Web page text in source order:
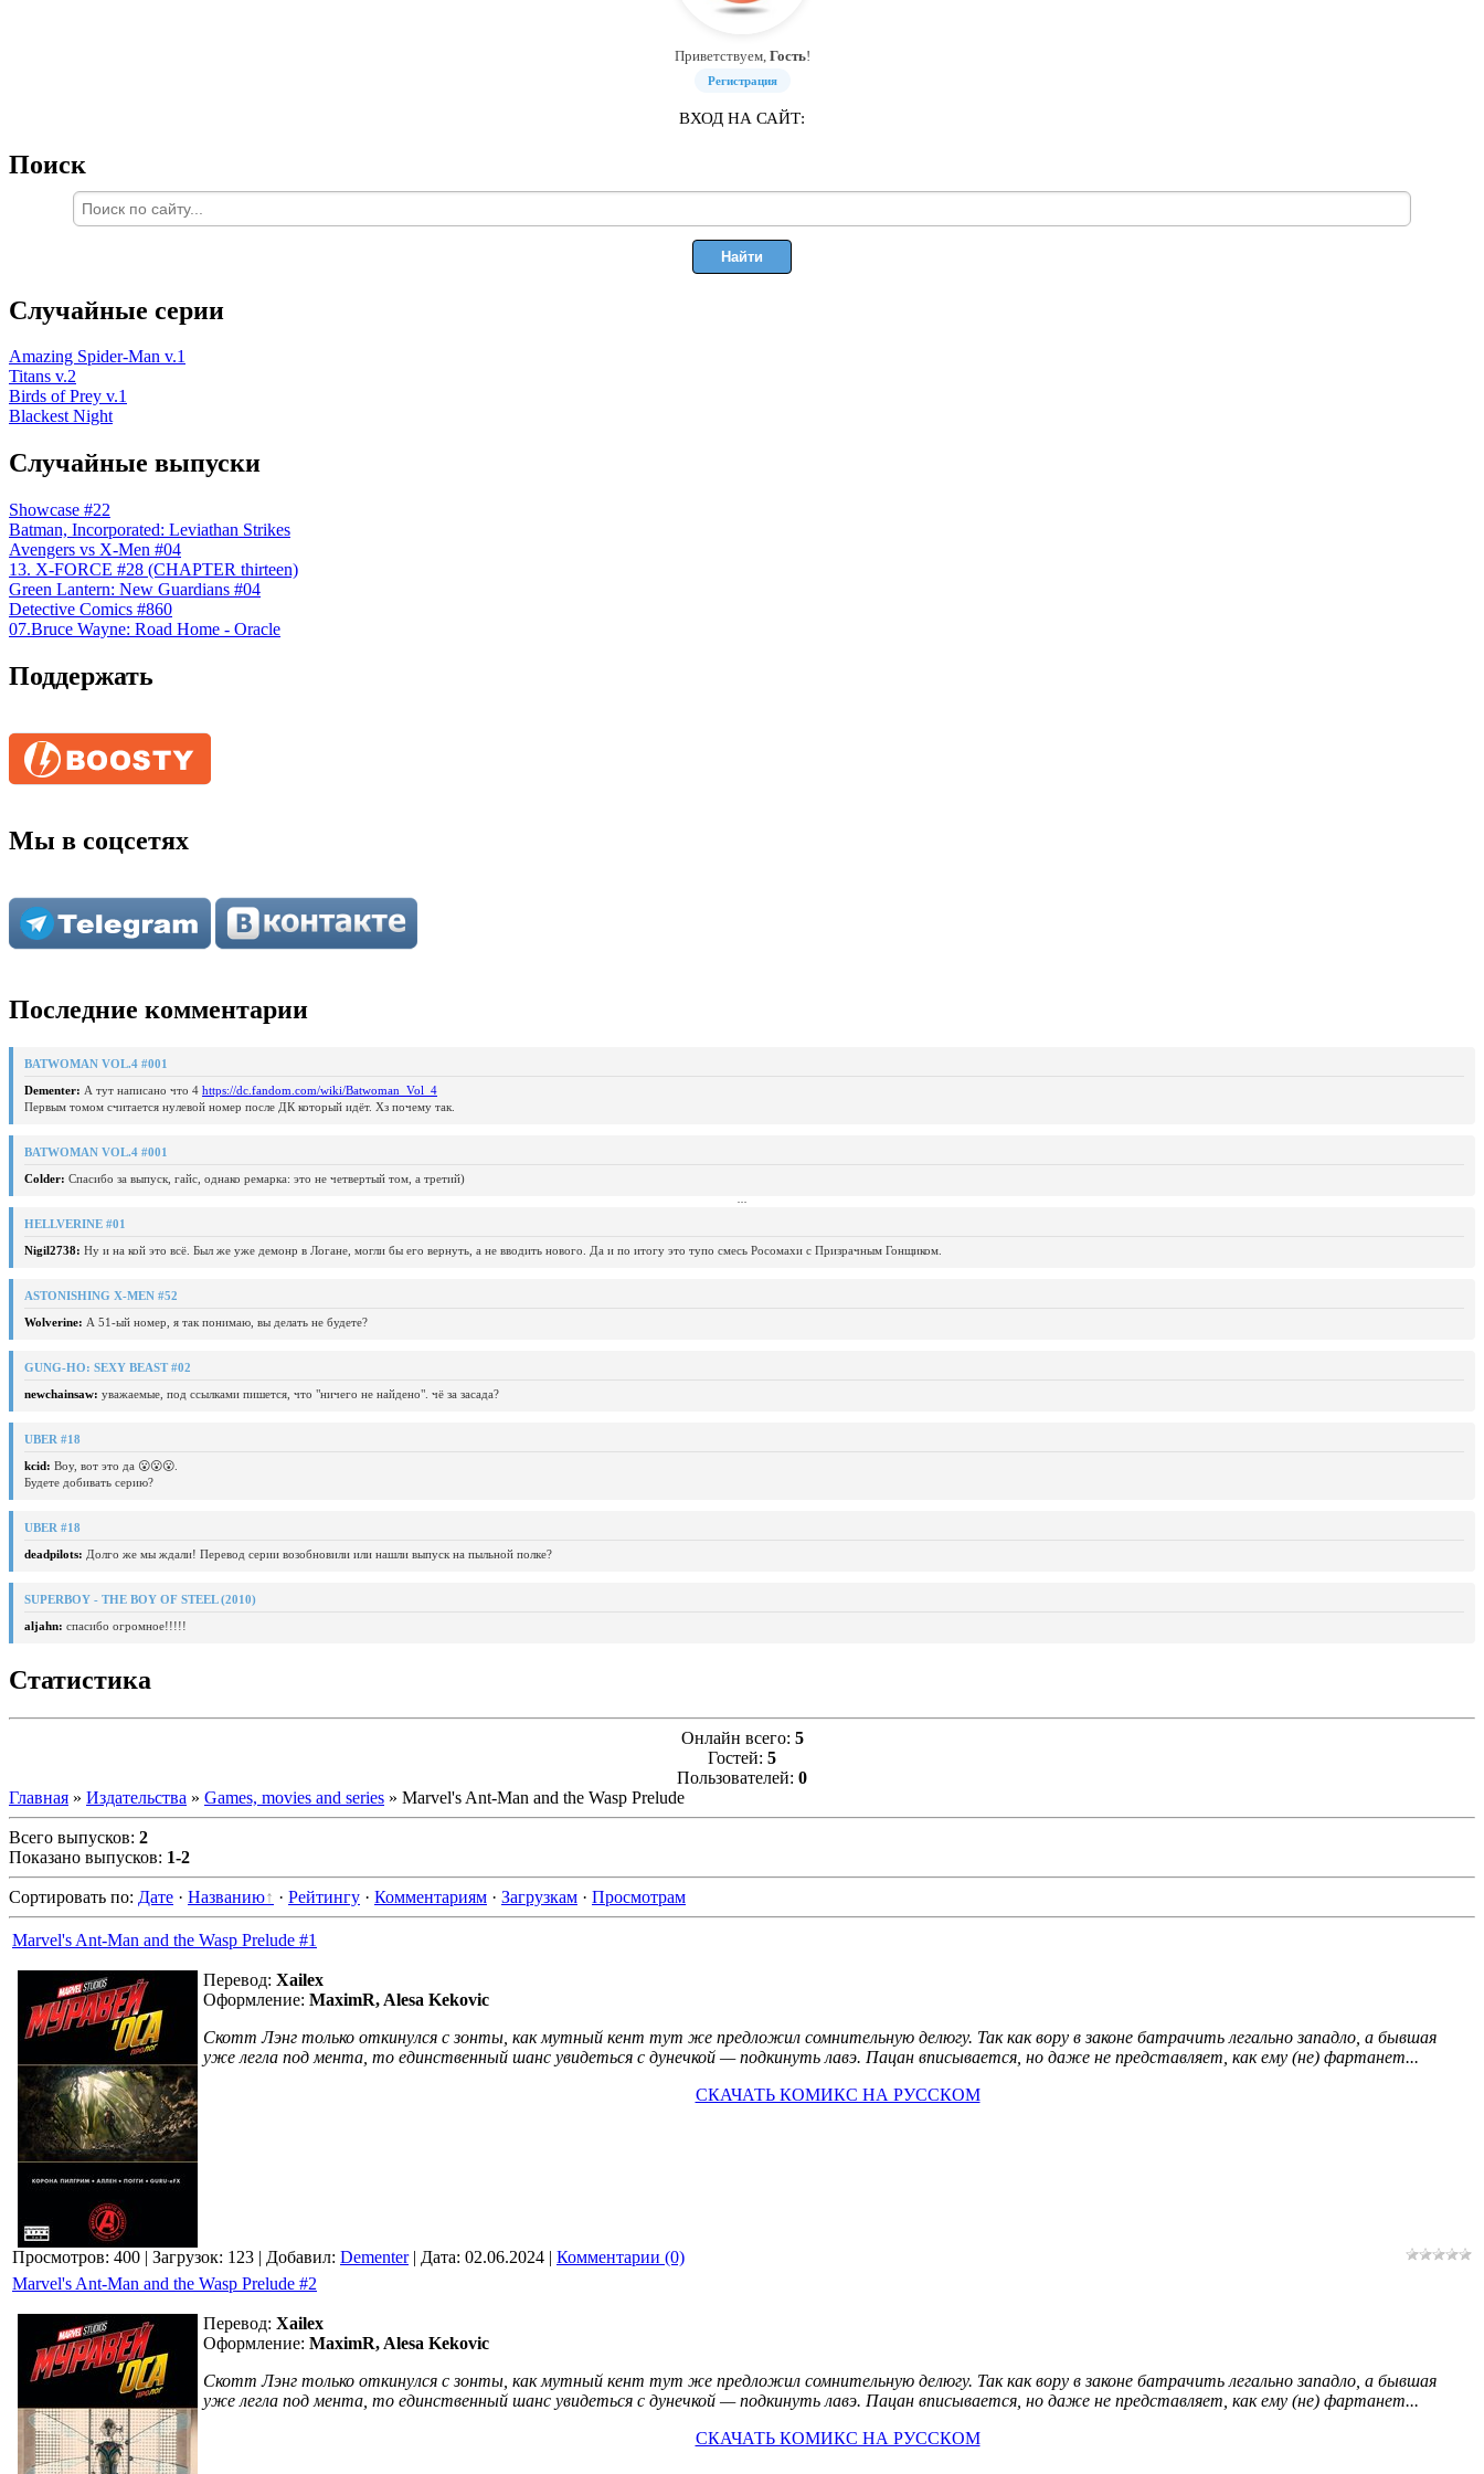
Приветствуем, Гость!
Регистрация
ВХОД НА САЙТ:
Поиск
Случайные серии
Amazing Spider-Man v.1
Titans v.2
Birds of Prey v.1
Blackest Night
Случайные выпуски
Showcase #22
Batman, Incorporated: Leviathan Strikes
Avengers vs X-Men #04
13. X-FORCE #28 (CHAPTER thirteen)
Green Lantern: New Guardians #04
Detective Comics #860
07.Bruce Wayne: Road Home - Oracle
Поддержать
Мы в соцсетях
Последние комментарии
BATWOMAN VOL.4 #001
Dementer: А тут написано что 4 https://dc.fandom.com/wiki/Batwoman_Vol_4
Первым томом считается нулевой номер после ДК который идёт. Хз почему так.
BATWOMAN VOL.4 #001
Colder: Спасибо за выпуск, гайс, однако ремарка: это не четвертый том, а третий)
HELLVERINE #01
Nigil2738: Ну и на кой это всё. Был же уже демонр в Логане, могли бы его вернуть, а не вводить нового. Да и по итогу это тупо смесь Росомахи с Призрачным Гонщиком.
ASTONISHING X-MEN #52
Wolverine: А 51-ый номер, я так понимаю, вы делать не будете?
GUNG-HO: SEXY BEAST #02
newchainsaw: уважаемые, под ссылками пишется, что "ничего не найдено". чё за засада?
UBER #18
kcid: Воу, вот это да 😮😮😮.
Будете добивать серию?
UBER #18
deadpilots: Долго же мы ждали! Перевод серии возобновили или нашли выпуск на пыльной полке?
SUPERBOY - THE BOY OF STEEL (2010)
aljahn: спасибо огромное!!!!!
Статистика
Онлайн всего: 5
Гостей: 5
Пользователей: 0
Главная » Издательства » Games, movies and series » Marvel's Ant-Man and the Wasp Prelude
Всего выпусков: 2
Показано выпусков: 1-2
Сортировать по: Дате · Названию · Рейтингу · Комментариям · Загрузкам · Просмотрам
Marvel's Ant-Man and the Wasp Prelude #1
Перевод: Xailex
Оформление: MaximR, Alesa Kekovic
Скотт Лэнг только откинулся с зонты, как мутный кент тут же предложил сомнительную делюгу. Так как вору в законе батрачить легально западло, а бывшая
уже легла под мента, то единственный шанс увидеться с дунечкой — подкинуть лавэ. Пацан вписывается, но даже не представляет, как ему (не) фартанет...
СКАЧАТЬ КОМИКС НА РУССКОМ
Просмотров: 400 | Загрузок: 123 | Добавил: Dementer| Дата: 02.06.2024 | Комментарии (0)
Marvel's Ant-Man and the Wasp Prelude #2
Перевод: Xailex
Оформление: MaximR, Alesa Kekovic
Скотт Лэнг только откинулся с зонты, как мутный кент тут же предложил сомнительную делюгу. Так как вору в законе батрачить легально западло, а бывшая
уже легла под мента, то единственный шанс увидеться с дунечкой — подкинуть лавэ. Пацан вписывается, но даже не представляет, как ему (не) фартанет...
СКАЧАТЬ КОМИКС НА РУССКОМ